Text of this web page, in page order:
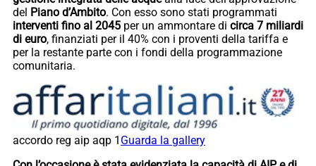
del Piano d’Ambito. Con esso sono stati programmati
interventi fino al 2045 per un ammontare di circa 7 miliardi
di euro, finanziati per il 40% con i proventi della tariffa e
per la restante parte con i fondi della programmazione
comunitaria.
accordo reg aip aqp 1 Guarda la gallery